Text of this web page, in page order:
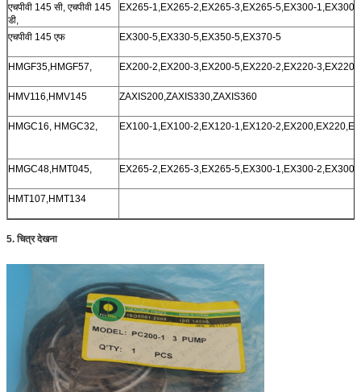
एचपीवी 145 सी, एचपीवी 145
डी,
EX265-1,EX265-2,EX265-3,EX265-5,EX300-1,EX300-
एचपीवी 145 एफ EX300-5,EX330-5,EX350-5,EX370-5
HMGF35,HMGF57, EX200-2,EX200-3,EX200-5,EX220-2,EX220-
HMV116,HMV145 ZAXIS200,ZAXIS330,ZAXIS360
HMGC16, HMGC32, EX100-1,EX100-2,EX120-1,EX120-
HMGC48,HMT045, EX265-2,EX265-3,EX265-5,EX300-1,EX300-2,EX300-
HMT107,HMT134
5. चित्र देखना